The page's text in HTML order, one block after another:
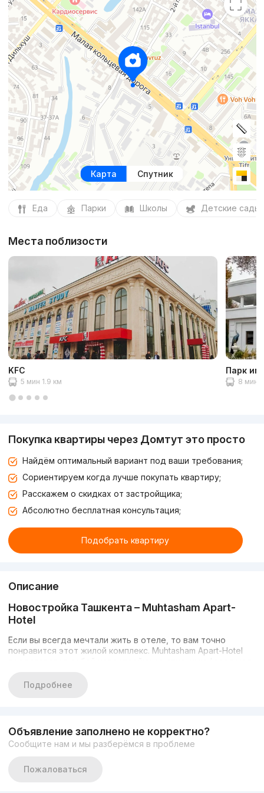
Карта Спутник
Еда Парки Школы Детские сады
Места поблизости
KFC
5 мин 1.9 км
Парк
8 мин
Покупка квартиры через Домтут это просто
Найдём оптимальный вариант под ваши требования;
Сориентируем когда лучше покупать квартиру;
Расскажем о скидках от застройщика;
Абсолютно бесплатная консультация;
Подобрать квартиру
Описание
Новостройка Ташкента – Muhtasham Apart-
Hotel
Если вы всегда мечтали жить в отеле, то вам точно
понравится этот жилой комплекс. Muhtasham Apart-Hotel
в отеле, так и приобрести отдельные квартиры. Комплекс
комфорт-класса имеет 9 этажей и расположен на
В комплексе есть все необходимое для комфортной
автономное отопление, круглосуточная охрана,
Подробнее
Объявление заполнено не корректно?
Сообщите нам и мы разберёмся в проблеме
Пожаловаться